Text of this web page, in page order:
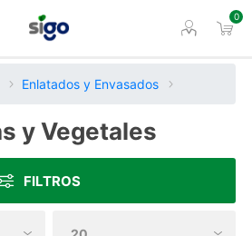
0
Enlatados y Envasados
y Vegetales
FILTROS